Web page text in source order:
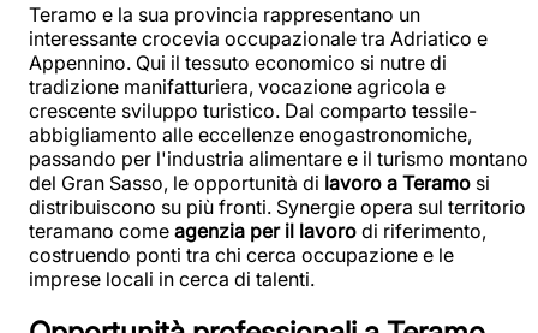
Teramo e la sua provincia rappresentano un
interessante crocevia occupazionale tra Adriatico e
Appennino. Qui il tessuto economico si nutre di
tradizione manifatturiera, vocazione agricola e
crescente sviluppo turistico. Dal comparto tessile-
abbigliamento alle eccellenze enogastronomiche,
passando per l'industria alimentare e il turismo montano
del Gran Sasso, le opportunità di lavoro a Teramo si
distribuiscono su più fronti. Synergie opera sul territorio
teramano come agenzia per il lavoro di riferimento,
costruendo ponti tra chi cerca occupazione e le
imprese locali in cerca di talenti.